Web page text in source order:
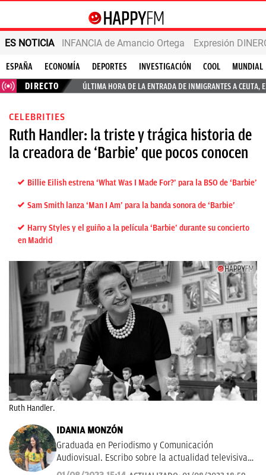
ES NOTICIA INFANCIA de Amancio Ortega Expresión
ESPAÑA ECONOMÍA DEPORTES INVESTIGACIÓN COOL
MUNDIAL
DIRECTO
ÚLTIMA HORA DE LA ENTRADA DE INMIGRANTES A CEUTA,
CELEBRITIES
Ruth Handler: la triste y trágica historia de
la creadora de ‘Barbie’ que pocos conocen
Billie Eilish estrena ‘What Was I Made For?’ para la BSO de ‘Barbie’
Sam Smith lanza ‘Man I Am’ para la banda sonora de ‘Barbie’
Harry Styles y el guiño a la película ‘Barbie’ durante su concierto
en Madrid
Ruth Handler.
IDANIA MONZÓN
Graduada en Periodismo y Comunicación
Audiovisual. Escribo sobre la actualidad televisiva y
musical. Además, me gusta investigar y hablar